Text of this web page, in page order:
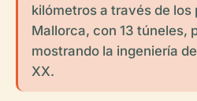
kilómetros a través de los
Mallorca, con 13 túneles,
mostrando la ingeniería
XX.